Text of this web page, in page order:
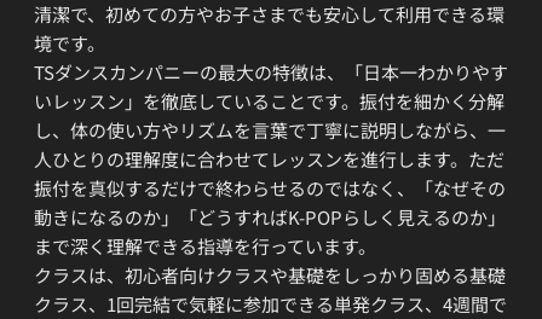
清潔で、初めての方やお子さまでも安心して利用できる環
境です。
TSダンスカンパニーの最大の特徴は、「日本一わかりやす
いレッスン」を徹底していることです。振付を細かく分解
し、体の使い方やリズムを言葉で丁寧に説明しながら、一
人ひとりの理解度に合わせてレッスンを進行します。ただ
振付を真似するだけで終わらせるのではなく、「なぜその
動きになるのか」「どうすればK-POPらしく見えるのか」
まで深く理解できる指導を行っています。
クラスは、初心者向けクラスや基礎をしっかり固める基礎
クラス、1回完結で気軽に参加できる単発クラス、4週間で